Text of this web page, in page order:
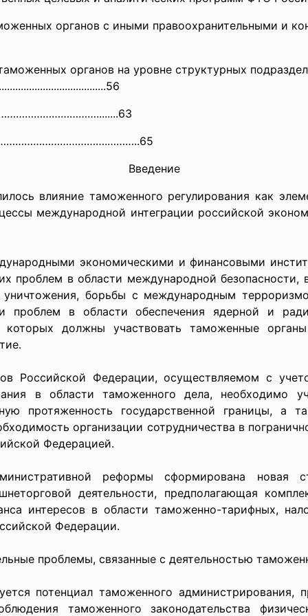
органов с иными пра­воохранительными и
органов на уровне структурных
...............56
…........63
65
Введение
влияние таможенного регулирования как
международной интеграции российской
экономическими и финансовыми
проблем в области международной
борьбы с международным
проблем в области обеспечения ядерной и
должны участвовать таможенные
Федерации, осуществляемом с
в области таможенного дела, необходимо
протяженность государственной границы, а
организации сотрудничества в
Федерацией.
реформы сформирована новая
деятельности, предполагающая
интересов в области таможенно-тарифных,
Федерации.
проблемы, связанные с деятельностью
потенциал таможенного администрирования,
таможенного законодательства